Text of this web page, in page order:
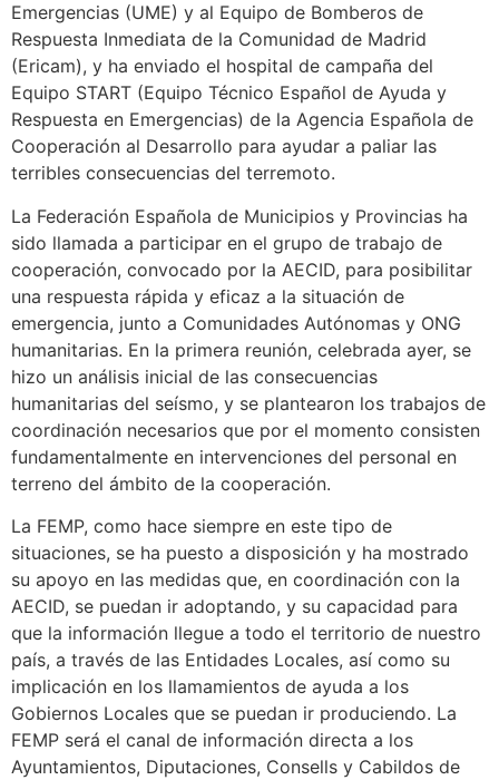
Emergencias (UME) y al Equipo de Bomberos de
Respuesta Inmediata de la Comunidad de Madrid
(Ericam), y ha enviado el hospital de campaña del
Equipo START (Equipo Técnico Español de Ayuda y
Respuesta en Emergencias) de la Agencia Española de
Cooperación al Desarrollo para ayudar a paliar las
terribles consecuencias del terremoto.
La Federación Española de Municipios y Provincias ha
sido llamada a participar en el grupo de trabajo de
cooperación, convocado por la AECID, para posibilitar
una respuesta rápida y eficaz a la situación de
emergencia, junto a Comunidades Autónomas y ONG
humanitarias. En la primera reunión, celebrada ayer, se
hizo un análisis inicial de las consecuencias
humanitarias del seísmo, y se plantearon los trabajos de
coordinación necesarios que por el momento consisten
fundamentalmente en intervenciones del personal en
terreno del ámbito de la cooperación.
La FEMP, como hace siempre en este tipo de
situaciones, se ha puesto a disposición y ha mostrado
su apoyo en las medidas que, en coordinación con la
AECID, se puedan ir adoptando, y su capacidad para
que la información llegue a todo el territorio de nuestro
país, a través de las Entidades Locales, así como su
implicación en los llamamientos de ayuda a los
Gobiernos Locales que se puedan ir produciendo. La
FEMP será el canal de información directa a los
Ayuntamientos, Diputaciones, Consells y Cabildos de